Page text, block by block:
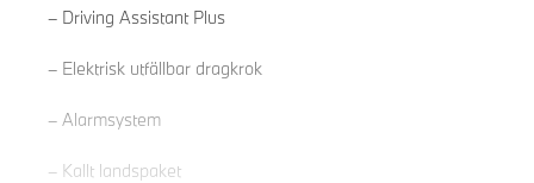
Driving Assistant Plus
Elektrisk utfällbar dragkrok
Alarmsystem
Kallt landspaket